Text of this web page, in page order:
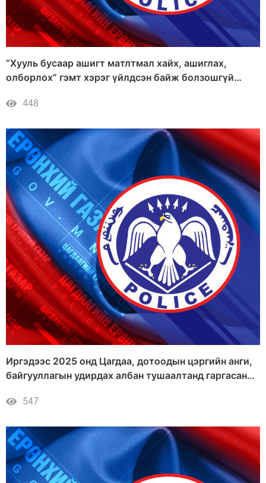
“Хууль бусаар ашигт матлтмал хайх, ашиглах,
олборлох” гэмт хэрэг үйлдсэн байж болзошгүй
448
Иргэдээс 2025 онд Цагдаа, дотоодын цэргийн анги,
байгууллагын удирдах албан тушаалтанд гаргасан
547